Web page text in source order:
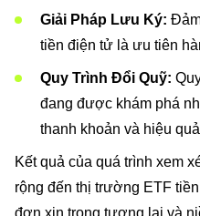
Giải Pháp Lưu Ký:
tiền điện tử là ưu tiên
Quy Trình Đổi Quỹ:
đang được khám phá
thanh khoản và hiệu
Kết quả của quá trình xem
rộng đến thị trường ETF
đơn xin trong tương lai và